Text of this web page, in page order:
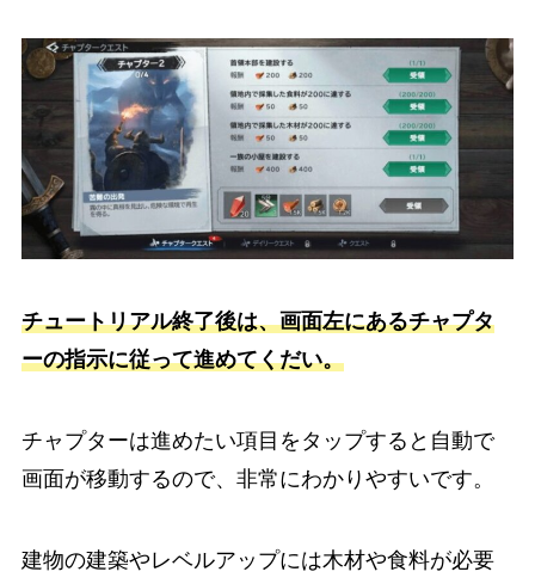
チュートリアル終了後は、画面左にあるチャプタ
ーの指示に従って進めてくだい。
チャプターは進めたい項目をタップすると自動で
画面が移動するので、非常にわかりやすいです。
建物の建築やレベルアップには木材や食料が必要